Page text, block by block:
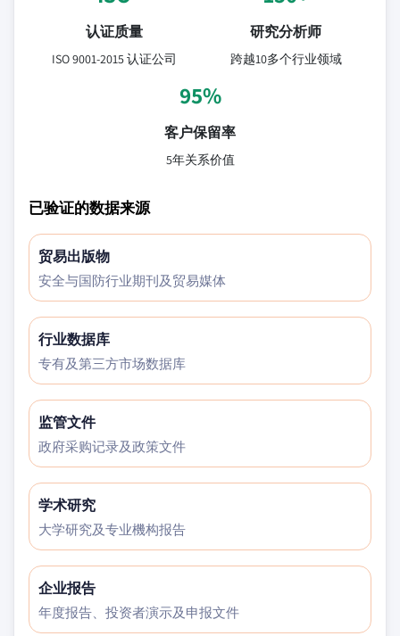
认证质量
ISO 9001-2015 认证公司
研究分析师
跨越10多个行业领域
95%
客户保留率
5年关系价值
已验证的数据来源
贸易出版物
安全与国防行业期刊及贸易媒体
行业数据库
专有及第三方市场数据库
监管文件
政府采购记录及政策文件
学术研究
大学研究及专业機构报告
企业报告
年度报告、投资者演示及申报文件